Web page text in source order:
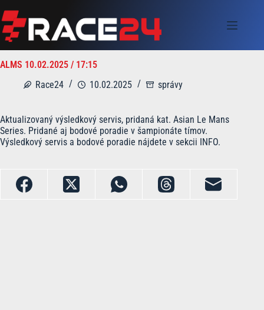
to
content
ALMS 10.02.2025 / 17:15
Race24
10.02.2025 správy
Aktualizovaný výsledkový servis, pridaná kat. Asian Le Mans
Series. Pridané aj bodové poradie v šampionáte tímov.
Výsledkový servis a bodové poradie nájdete v sekcii INFO.